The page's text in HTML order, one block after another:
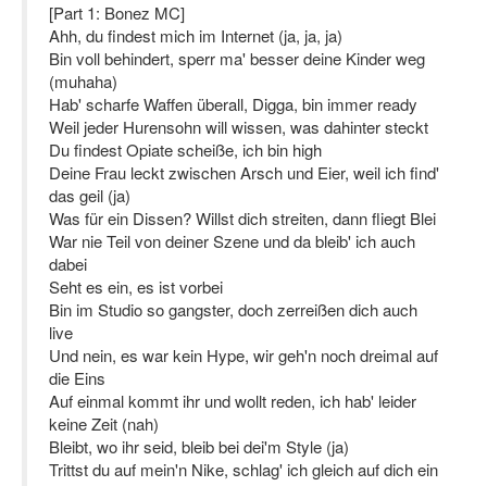
[Part 1: Bonez MC]
Ahh, du findest mich im Internet (ja, ja, ja)
Bin voll behindert, sperr ma' besser deine Kinder weg
(muhaha)
Hab' scharfe Waffen überall, Digga, bin immer ready
Weil jeder Hurensohn will wissen, was dahinter steckt
Du findest Opiate scheiße, ich bin high
Deine Frau leckt zwischen Arsch und Eier, weil ich find'
das geil (ja)
Was für ein Dissen? Willst dich streiten, dann fliegt Blei
War nie Teil von deiner Szene und da bleib' ich auch
dabei
Seht es ein, es ist vorbei
Bin im Studio so gangster, doch zerreißen dich auch
live
Und nein, es war kein Hype, wir geh'n noch dreimal auf
die Eins
Auf einmal kommt ihr und wollt reden, ich hab' leider
keine Zeit (nah)
Bleibt, wo ihr seid, bleib bei dei'm Style (ja)
Trittst du auf mein'n Nike, schlag' ich gleich auf dich ein